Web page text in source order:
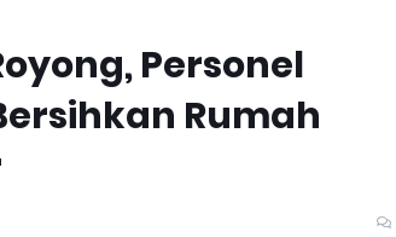
Personel
Rumah